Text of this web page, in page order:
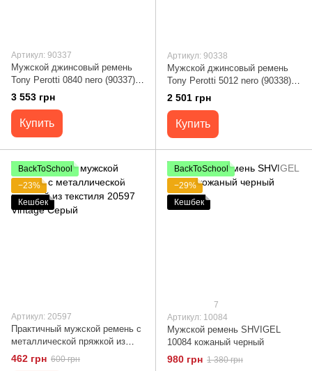
Артикул: 90337
Мужской джинсовый ремень
Tony Perotti 0840 nero (90337)
Черный
3 553 грн
Купить
Артикул: 90338
Мужской джинсовый ремень
Tony Perotti 5012 nero (90338)
Черный
2 501 грн
Купить
BackToSchool
−23%
Кешбек
Артикул: 20597
Практичный мужской ремень с
металлической пряжкой из
текстиля 20597 Vintage Серый
462 грн 600 грн
BackToSchool
−29%
Кешбек
7
Артикул: 10084
Мужской ремень SHVIGEL
10084 кожаный черный
980 грн 1 380 грн